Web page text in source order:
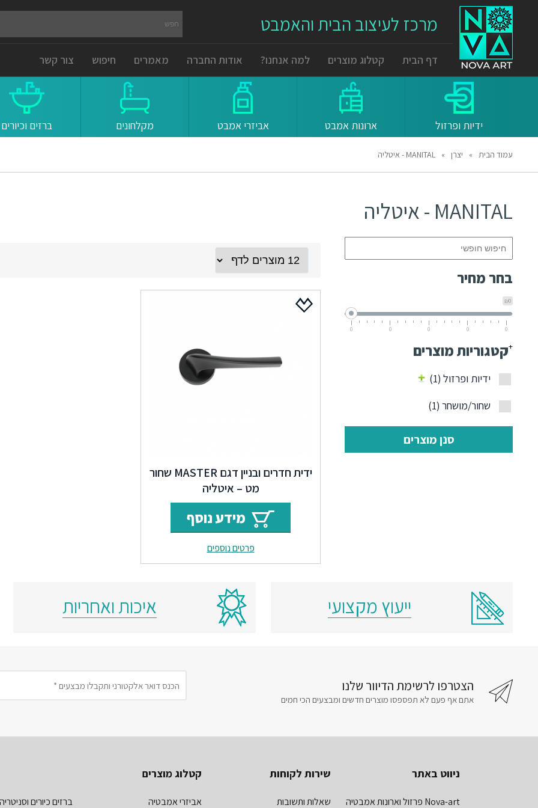
מרכז לעיצוב הבית והאמבט
דף הבית קטלוג מוצרים למה אנחנו? אודות החברה מאמרים חיפוש צור קשר
ידיות ופרזול ארונות אמבט אביזרי אמבט מקלחונים ברזים וכיורים
עמוד הבית » יצרן » MANITAL - איטליה
MANITAL - איטליה
בחר מחיר
₪0
0 0 0 0 0
קטגוריות מוצרים+
ידיות ופרזול (1)
שחור/מושחר (1)
סנן מוצרים
ידית חדרים ובניין דגם MASTER שחור
מט – איטליה
מידע נוסף
פרטים נוספים
ייעוץ מקצועי איכות ואחריות
הצטרפו לרשימת הדיוור שלנו
אתם אף פעם לא תפספסו מוצרים חדשים ומבצעים הכי חמים
ניווט באתר
Nova-art פרזול וארונות אמבטיה
שירות לקוחות
שאלות ותשובות
קטלוג מוצרים
אביזרי אמבטיה ברזים כיורים וסניטריה